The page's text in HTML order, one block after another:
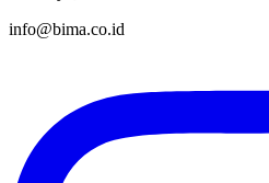
info@bima.co.id